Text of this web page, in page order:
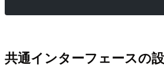
共通インターフェースの